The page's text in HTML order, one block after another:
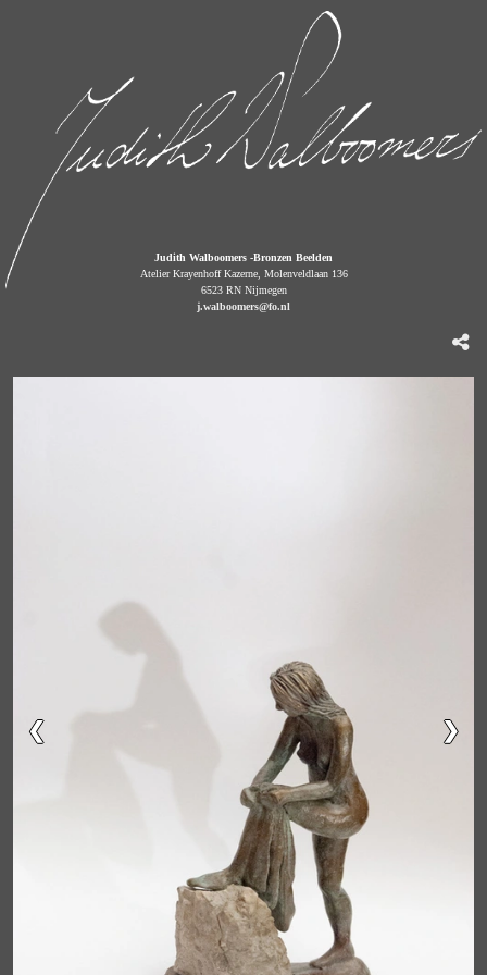
Judith Walboomers -Bronzen Beelden
Atelier Krayenhoff Kazerne, Molenveldlaan 136
6523 RN Nijmegen
j.walboomers@fo.nl